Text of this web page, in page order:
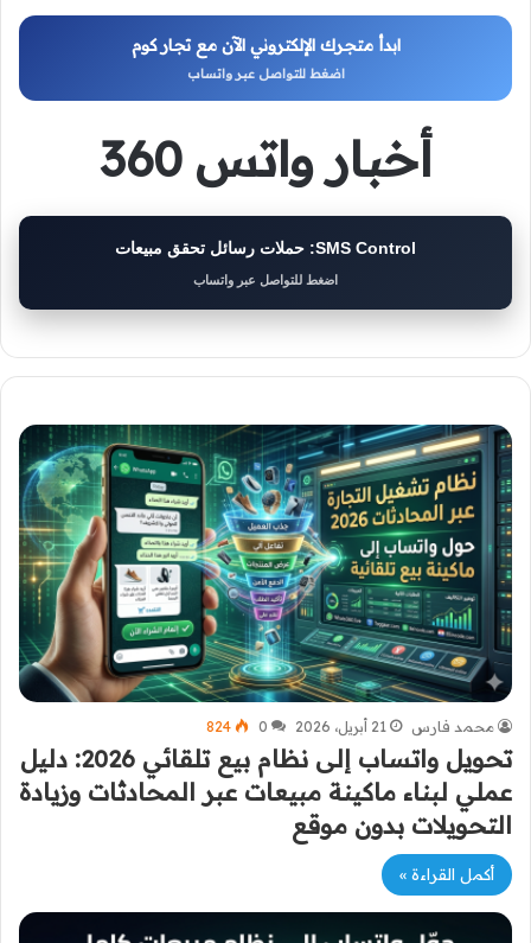
ابدأ متجرك الإلكتروني الآن مع تجار كوم
اضغط للتواصل عبر واتساب
أخبار واتس 360
SMS Control: حملات رسائل تحقق مبيعات
اضغط للتواصل عبر واتساب
محمد فارس 21 أبريل، 2026 0
824
تحويل واتساب إلى نظام بيع تلقائي 2026: دليل
عملي لبناء ماكينة مبيعات عبر المحادثات وزيادة
التحويلات بدون موقع
أكمل القراءة »